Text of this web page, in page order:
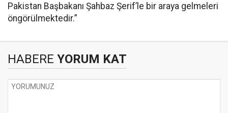
Pakistan Başbakanı Şahbaz Şerif’le bir araya gelmeleri
öngörülmektedir.”
HABERE YORUM KAT